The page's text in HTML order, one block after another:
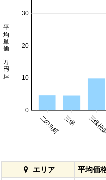
二の丸町 三保 三保
0
10
20
30
平均単価 万円/坪
エリア 平均価